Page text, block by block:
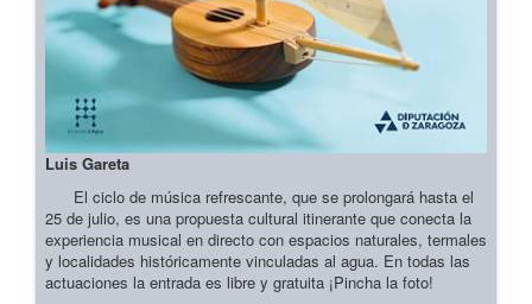
Luis Gareta
El ciclo de música refrescante, que se prolongará hasta el
25 de julio, es una propuesta cultural itinerante que conecta la
experiencia musical en directo con espacios naturales, termales
y localidades históricamente vinculadas al agua. En todas las
actuaciones la entrada es libre y gratuita ¡Pincha la foto!